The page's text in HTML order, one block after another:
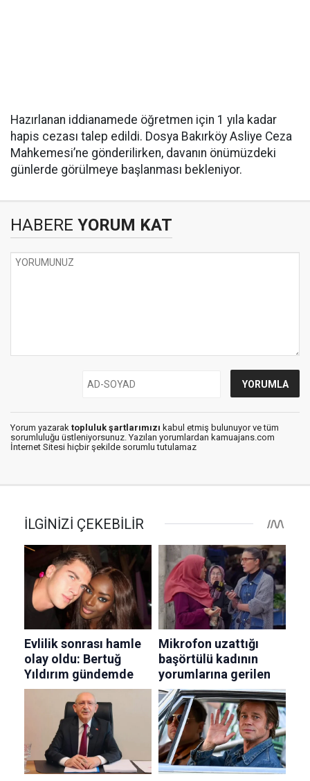
Hazırlanan iddianamede öğretmen için 1 yıla kadar
hapis cezası talep edildi. Dosya Bakırköy Asliye Ceza
Mahkemesi’ne gönderilirken, davanın önümüzdeki
günlerde görülmeye başlanması bekleniyor.
HABERE YORUM KAT
Yorum yazarak topluluk şartlarımızı kabul etmiş bulunuyor ve tüm
sorumluluğu üstleniyorsunuz. Yazılan yorumlardan kamuajans.com
İnternet Sitesi hiçbir şekilde sorumlu tutulamaz